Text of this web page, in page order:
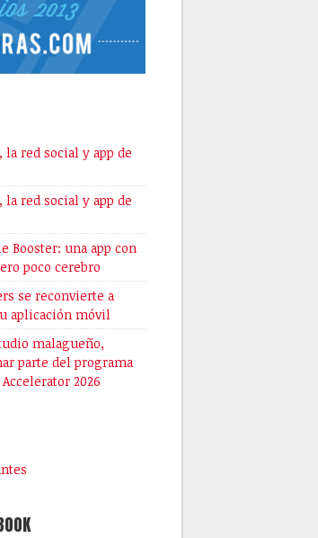
la red social y app de
la red social y app de
Booster: una app con
poco cerebro
se reconvierte a
aplicación móvil
malagueño,
parte del programa
2026